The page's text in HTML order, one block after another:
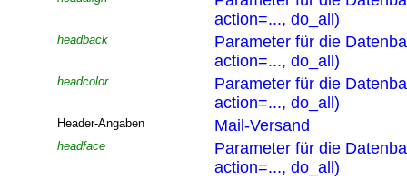
action=..., do_all)
headback
Parameter für die
action=..., do_all)
headcolor
Parameter für die
action=..., do_all)
Header-Angaben Mail-Versand
headface
Parameter für die
action=..., do_all)